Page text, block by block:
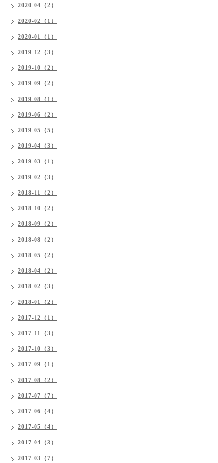
2020-04（2）
2020-02（1）
2020-01（1）
2019-12（3）
2019-10（2）
2019-09（2）
2019-08（1）
2019-06（2）
2019-05（5）
2019-04（3）
2019-03（1）
2019-02（3）
2018-11（2）
2018-10（2）
2018-09（2）
2018-08（2）
2018-05（2）
2018-04（2）
2018-02（3）
2018-01（2）
2017-12（1）
2017-11（3）
2017-10（3）
2017-09（1）
2017-08（2）
2017-07（7）
2017-06（4）
2017-05（4）
2017-04（3）
2017-03（7）